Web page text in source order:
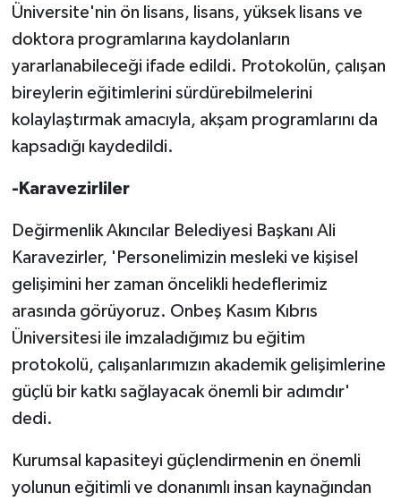
Üniversite'nin ön lisans, lisans, yüksek lisans ve
doktora programlarına kaydolanların
yararlanabileceği ifade edildi. Protokolün, çalışan
bireylerin eğitimlerini sürdürebilmelerini
kolaylaştırmak amacıyla, akşam programlarını da
kapsadığı kaydedildi.
-Karavezirliler
Değirmenlik Akıncılar Belediyesi Başkanı Ali
Karavezirler, 'Personelimizin mesleki ve kişisel
gelişimini her zaman öncelikli hedeflerimiz
arasında görüyoruz. Onbeş Kasım Kıbrıs
Üniversitesi ile imzaladığımız bu eğitim
protokolü, çalışanlarımızın akademik gelişimlerine
güçlü bir katkı sağlayacak önemli bir adımdır'
dedi.
Kurumsal kapasiteyi güçlendirmenin en önemli
yolunun eğitimli ve donanımlı insan kaynağından
TEKNOLOJİ
TİCARET
YAŞAM